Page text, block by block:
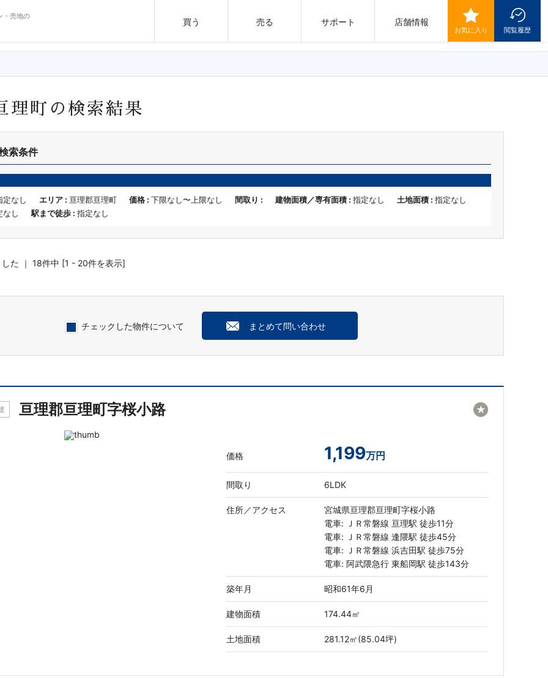
・売地の
買う 売る サポート 店舗情報
お気に入り 閲覧履歴
理町の検索結果
索条件
定なし エリア : 亘理郡亘理町 価格 : 下限なし〜上限なし 間取り : 建物面積／専有面積 : 指定なし 土地面積 : 指定なし
なし
駅まで徒歩 : 指定なし
た ｜ 18件中 [1 - 20件を表示]
チェックした物件について まとめて問い合わせ
亘理郡亘理町字桜小路
価格 1,199万円
間取り 6LDK
住所／アクセス
宮城県亘理郡亘理町字桜小路
電車: ＪＲ常磐線 亘理駅 徒歩11分
電車: ＪＲ常磐線 逢隈駅 徒歩45分
電車: ＪＲ常磐線 浜吉田駅 徒歩75分
電車: 阿武隈急行 東船岡駅 徒歩143分
築年月 昭和61年6月
建物面積 174.44㎡
土地面積 281.12㎡(85.04坪)
★